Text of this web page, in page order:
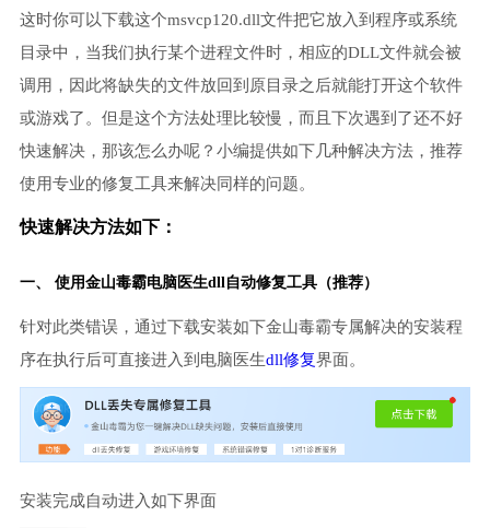
这时你可以下载这个msvcp120.dll文件把它放入到程序或系统
目录中，当我们执行某个进程文件时，相应的DLL文件就会被
调用，因此将缺失的文件放回到原目录之后就能打开这个软件
或游戏了。但是这个方法处理比较慢，而且下次遇到了还不好
快速解决，那该怎么办呢？小编提供如下几种解决方法，推荐
使用专业的修复工具来解决同样的问题。
快速解决方法如下：
一、 使用金山毒霸电脑医生dll自动修复工具（推荐）
针对此类错误，通过下载安装如下金山毒霸专属解决的安装程
序在执行后可直接进入到电脑医生dll修复界面。
安装完成自动进入如下界面